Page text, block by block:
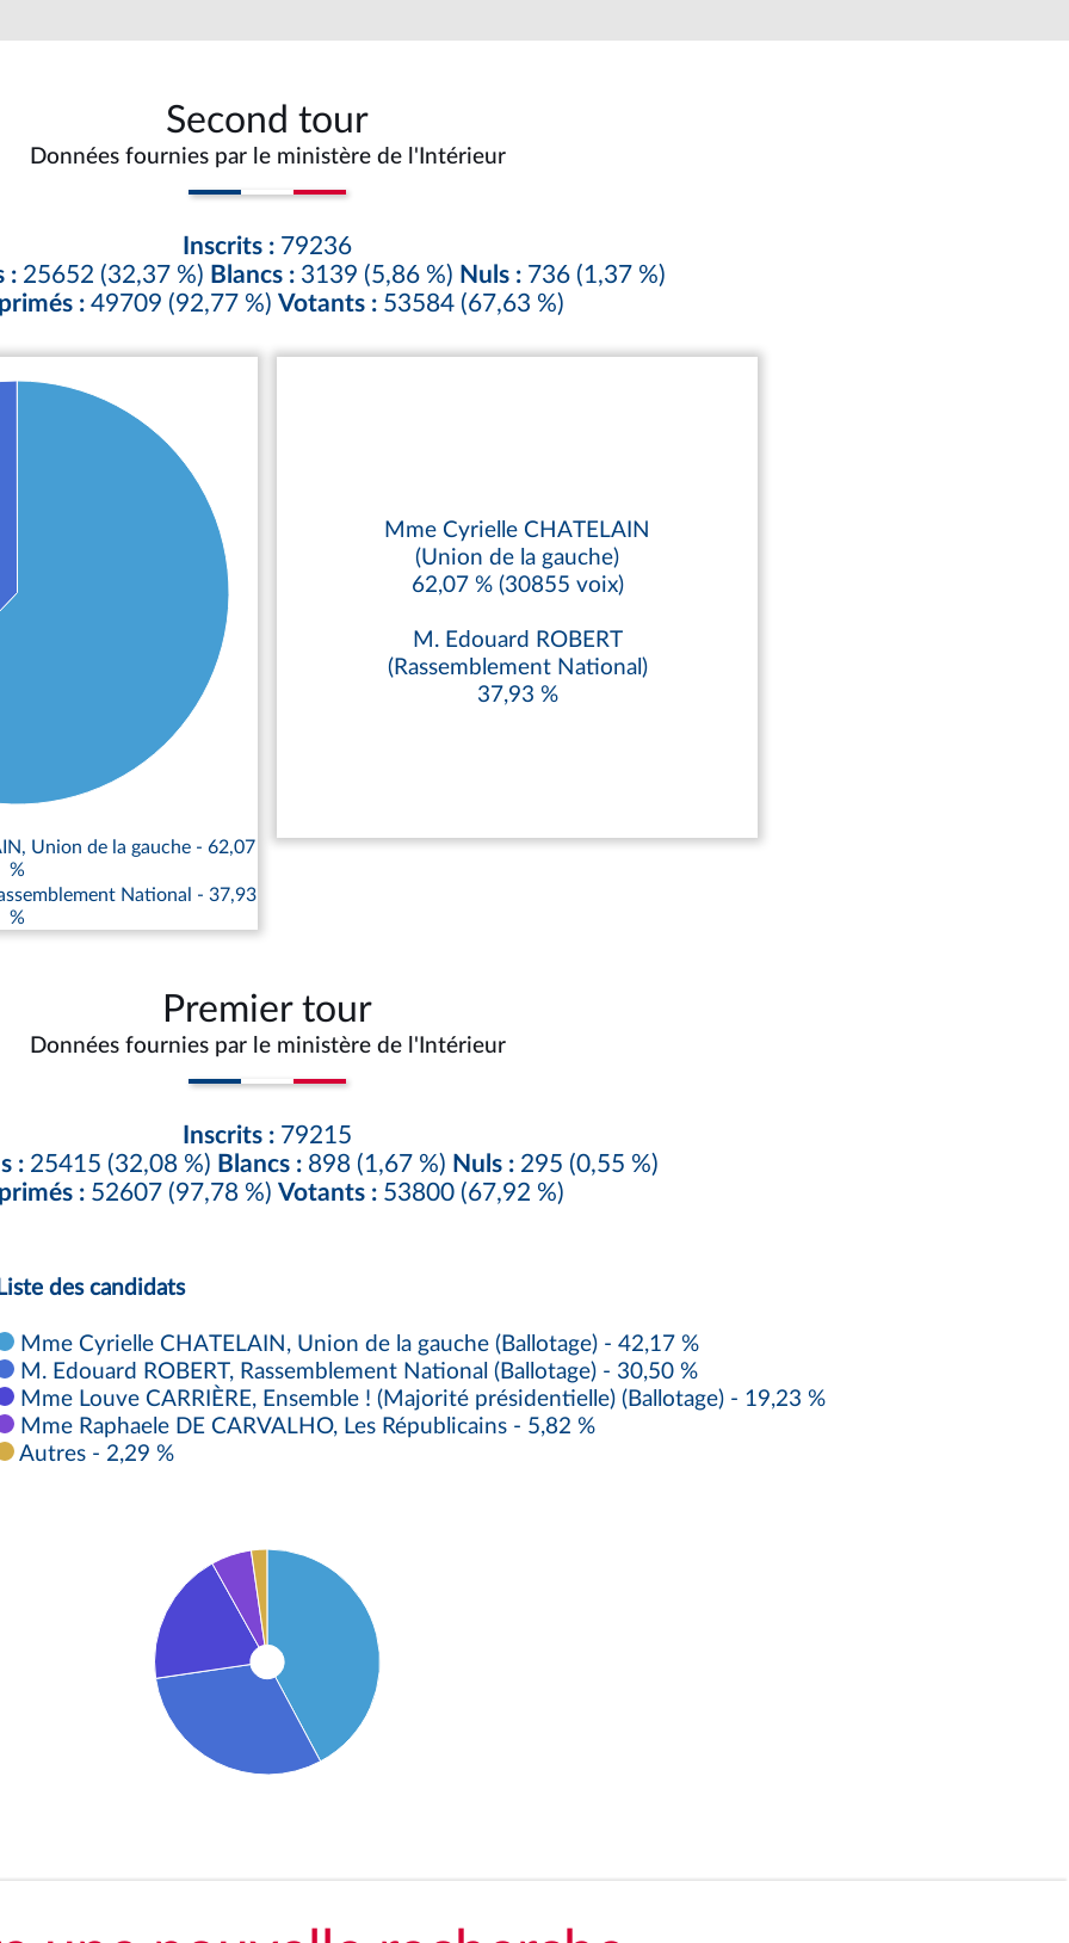
Second tour
Données fournies par le ministère de l'Intérieur
Inscrits : 79236
: 25652 (32,37 %) Blancs : 3139 (5,86 %) Nuls : 736 (1,37 %)
: 49709 (92,77 %) Votants : 53584 (67,63 %)
Union de la gauche - 62,07
%
National - 37,93
%
Mme Cyrielle CHATELAIN
(Union de la gauche)
62,07 % (30855 voix)
M. Edouard ROBERT
(Rassemblement National)
37,93 %
Premier tour
Données fournies par le ministère de l'Intérieur
Inscrits : 79215
: 25415 (32,08 %) Blancs : 898 (1,67 %) Nuls : 295 (0,55 %)
: 52607 (97,78 %) Votants : 53800 (67,92 %)
des candidats
Mme Cyrielle CHATELAIN, Union de la gauche (Ballotage) - 42,17 %
M. Edouard ROBERT, Rassemblement National (Ballotage) - 30,50 %
Mme Louve CARRIÈRE, Ensemble ! (Majorité présidentielle) (Ballotage) - 19,23 %
Mme Raphaele DE CARVALHO, Les Républicains - 5,82 %
Autres - 2,29 %